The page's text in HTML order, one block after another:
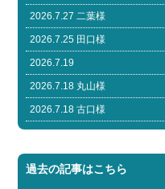
2026.7.27 二葉様
2026.7.25 田口様
2026.7.19
2026.7.18 丸山様
2026.7.18 古口様
過去の記事はこちら